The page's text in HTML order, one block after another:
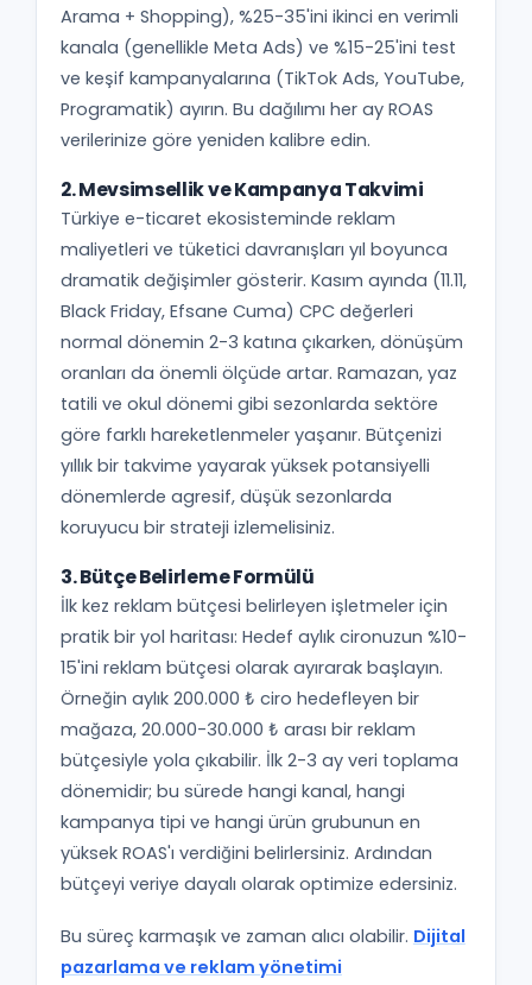
Arama + Shopping), %25-35'ini ikinci en verimli
kanala (genellikle Meta Ads) ve %15-25'ini test
ve keşif kampanyalarına (TikTok Ads, YouTube,
Programatik) ayırın. Bu dağılımı her ay ROAS
verilerinize göre yeniden kalibre edin.
2. Mevsimsellik ve Kampanya Takvimi
Türkiye e-ticaret ekosisteminde reklam
maliyetleri ve tüketici davranışları yıl boyunca
dramatik değişimler gösterir. Kasım ayında (11.11,
Black Friday, Efsane Cuma) CPC değerleri
normal dönemin 2-3 katına çıkarken, dönüşüm
oranları da önemli ölçüde artar. Ramazan, yaz
tatili ve okul dönemi gibi sezonlarda sektöre
göre farklı hareketlenmeler yaşanır. Bütçenizi
yıllık bir takvime yayarak yüksek potansiyelli
dönemlerde agresif, düşük sezonlarda
koruyucu bir strateji izlemelisiniz.
3. Bütçe Belirleme Formülü
İlk kez reklam bütçesi belirleyen işletmeler için
pratik bir yol haritası: Hedef aylık cironuzun %10-
15'ini reklam bütçesi olarak ayırarak başlayın.
Örneğin aylık 200.000 ₺ ciro hedefleyen bir
mağaza, 20.000-30.000 ₺ arası bir reklam
bütçesiyle yola çıkabilir. İlk 2-3 ay veri toplama
dönemidir; bu sürede hangi kanal, hangi
kampanya tipi ve hangi ürün grubunun en
yüksek ROAS'ı verdiğini belirlersiniz. Ardından
bütçeyi veriye dayalı olarak optimize edersiniz.
Bu süreç karmaşık ve zaman alıcı olabilir. Dijital
pazarlama ve reklam yönetimi